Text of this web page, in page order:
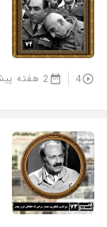
4 2 هفته پیش